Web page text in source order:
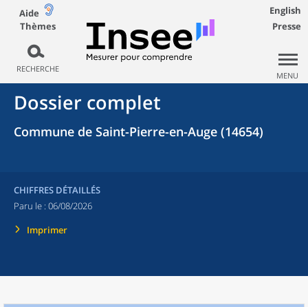
Aide
Thèmes
RECHERCHE
English
Presse
MENU
Dossier complet
Commune de Saint-Pierre-en-Auge (14654)
CHIFFRES DÉTAILLÉS
Paru le : 06/08/2026
Imprimer